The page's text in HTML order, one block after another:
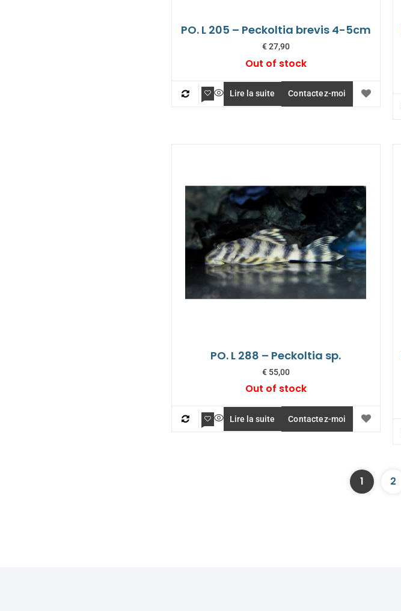
PO. L 205 – Peckoltia brevis 4-5cm
€27,90
Out of stock
Lire la suite Contactez-moi
PO. L 288 – Peckoltia sp.
€55,00
Out of stock
Lire la suite Contactez-moi
1 2